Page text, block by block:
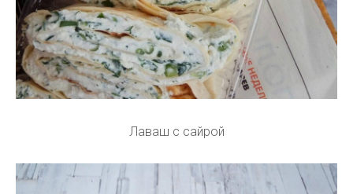
Лаваш с сайрой